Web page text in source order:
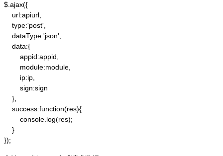
$.ajax({
    url:apiurl,
    type:'post',
    dataType:'json',
    data:{
        appid:appid,
        module:module,
        ip:ip,
        sign:sign
    },
    success:function(res){
        console.log(res);
    }
});